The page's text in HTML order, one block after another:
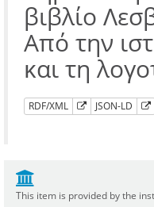
βιβλίο
Από την
και τη
RDF/XML JSON-LD
This item is provided by the